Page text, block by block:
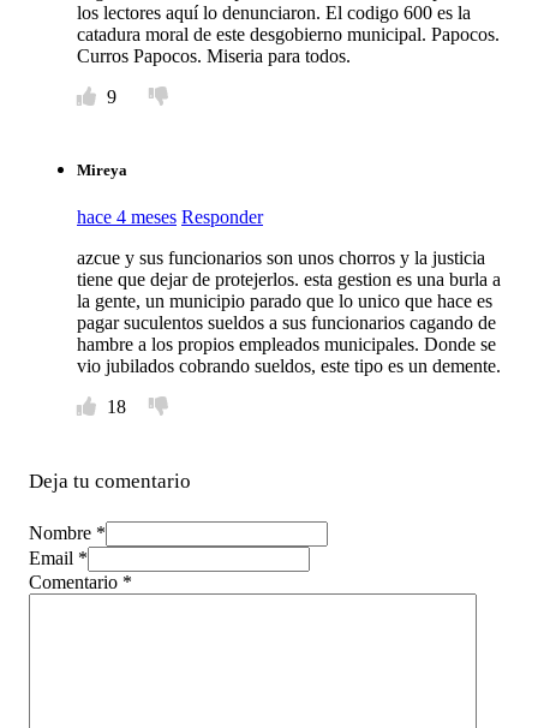
los lectores aquí lo denunciaron. El codigo 600 es la
catadura moral de este desgobierno municipal. Papocos.
Curros Papocos. Miseria para todos.
9
Mireya
hace 4 meses Responder
azcue y sus funcionarios son unos chorros y la justicia
tiene que dejar de protejerlos. esta gestion es una burla a
la gente, un municipio parado que lo unico que hace es
pagar suculentos sueldos a sus funcionarios cagando de
hambre a los propios empleados municipales. Donde se
vio jubilados cobrando sueldos, este tipo es un demente.
18
Deja tu comentario
Nombre *
Email *
Comentario *